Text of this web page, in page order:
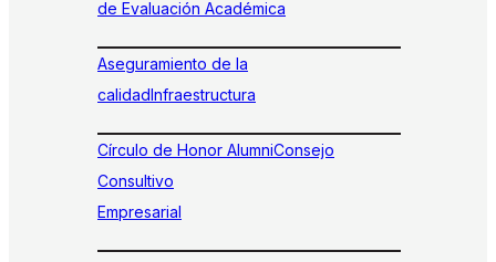
de Evaluación Académica
Aseguramiento de la
calidadInfraestructura
Círculo de Honor AlumniConsejo
Consultivo
Empresarial